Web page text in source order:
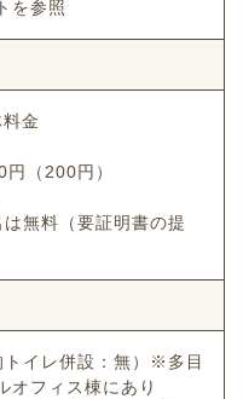
を参照
金
（200円）
無料（要証明書の提
トイレ併設：無）※多目
オフィス棟にあり